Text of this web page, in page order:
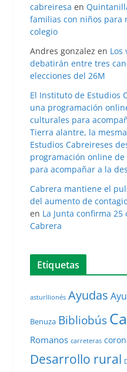
cabreiresa en
familias con niños para
colegio
Andres gonzalez en Los
debatirán entre tres
elecciones del 26M
El Instituto de Estudios
una programación
culturales para
Tierra alantre, la
Estudios Cabreireses
programación online
para acompañar a la
Cabrera mantiene el
del aumento de
en La Junta confirma 25
Cabrera
Etiquetas
asturllionés Ayudas
Benuza Bibliobús
Romanos carreteras
Desarrollo rural